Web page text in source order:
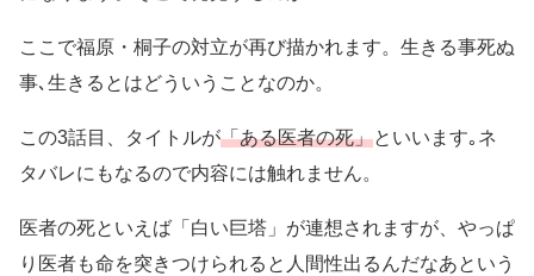
ここで福原・桐子の対立が再び描かれます。生きる事死ぬ
事､生きるとはどういうことなのか。
この3話目、タイトルが「ある医者の死」といいます｡ネ
タバレにもなるので内容には触れません。
医者の死といえば「白い巨塔」が連想されますが、やっぱ
り医者も命を突きつけられると人間性出るんだなあという